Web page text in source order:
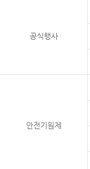
공식행사
안전기원제